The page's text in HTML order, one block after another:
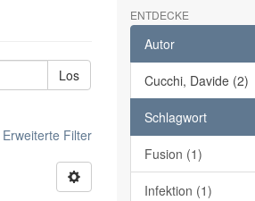
Los
Erweiterte Filter
ENTDECKE
Autor
Cucchi, Davide (2)
Schlagwort
Fusion (1)
Infektion (1)